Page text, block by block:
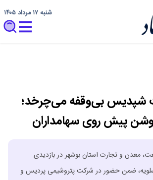
شنبه ۱۷ مرداد ۱۴۰۵
شپدیس بی‌وقفه می‌چرخد؛
پیش روی سهامداران
معدن و تجارت استان بوشهر در بازدیدی
ضمن حضور در شرکت پتروشیمی پردیس و